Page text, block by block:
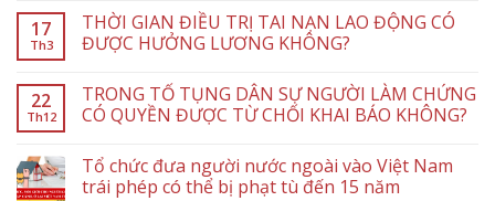
17
Th3
THỜI GIAN ĐIỀU TRỊ TAI NẠN LAO ĐỘNG CÓ
ĐƯỢC HƯỞNG LƯƠNG KHÔNG?
22
Th12
TRONG TỐ TỤNG DÂN SỰ NGƯỜI LÀM CHỨNG
CÓ QUYỀN ĐƯỢC TỪ CHỐI KHAI BÁO KHÔNG?
Tổ chức đưa người nước ngoài vào Việt Nam
trái phép có thể bị phạt tù đến 15 năm